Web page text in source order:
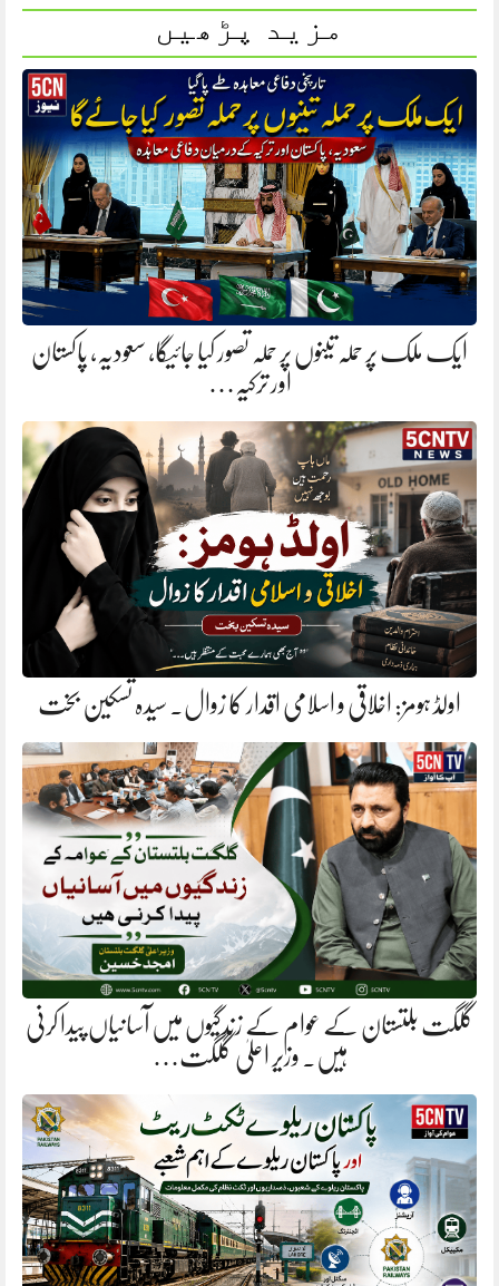
مزید پڑھیں
ایک ملک پر حملہ تینوں پر حملہ تصور کیا جائیگا، سعودیہ، پاکستان
اور ترکیہ…
اولڈ ہومز: اخلاقی و اسلامی اقدار کا زوال. سیدہ تسکین بخت
گلگت بلتستان کے عوام کے زندگیوں میں آسانیاں پیدا کرنی
ہیں. وزیر اعلیٰ گلگت…